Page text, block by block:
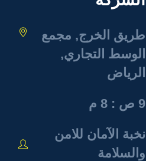
طريق الخرج, مجمع
الوسط التجاري,
الرياض
9 ص : 8 م
نخبة الآمان للامن
والسلامة